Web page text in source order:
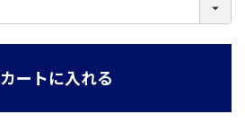
カートに入れる